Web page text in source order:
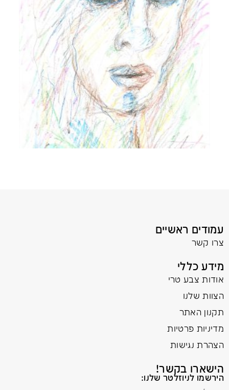
עמודים ראשיים
צרו קשר
מידע כללי
אודות צבע טרי
הצוות שלנו
תקנון האתר
מדיניות פרטיות
הצהרת נגישות
הישארו בקשר!
הירשמו לניוזלטר שלנו: